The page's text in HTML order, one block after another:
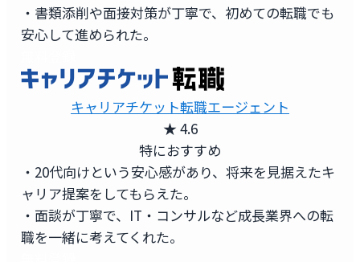
・書類添削や面接対策が丁寧で、初めての転職でも
安心して進められた。
キャリアチケット転職エージェント
★ 4.6
特におすすめ
・20代向けという安心感があり、将来を見据えたキ
ャリア提案をしてもらえた。
・面談が丁寧で、IT・コンサルなど成長業界への転
職を一緒に考えてくれた。